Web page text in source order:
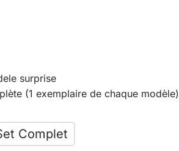
surprise
(1 exemplaire de chaque modèle)
Complet